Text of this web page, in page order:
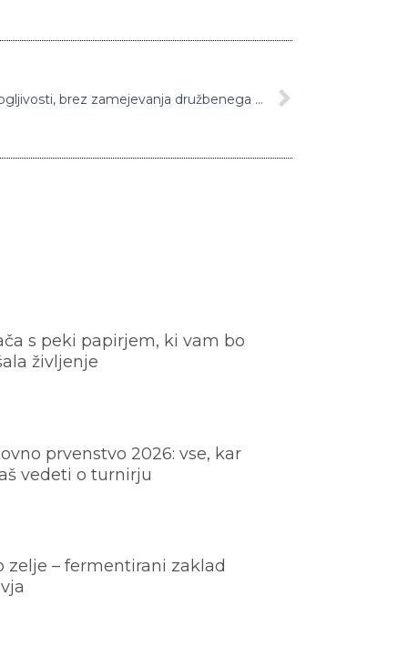
Poklukar: Zdravstvo na robu zmogljivosti, brez zamejevanja družbenega življenja ne bo šlo
s peki papirjem, ki vam bo
življenje
prvenstvo 2026: vse, kar
vedeti o turnirju
zelje – fermentirani zaklad